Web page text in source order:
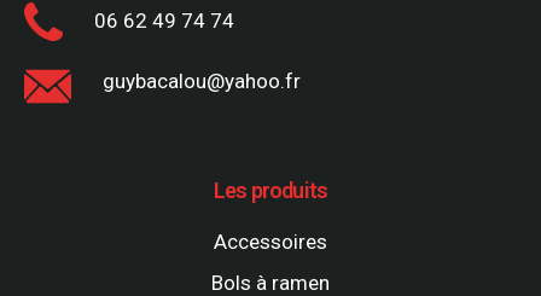
06 62 49 74 74
guybacalou@yahoo.fr
Les produits
Accessoires
Bols à ramen